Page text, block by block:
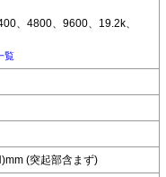
、4800、9600、19.2k、
覧
(突起部含まず)